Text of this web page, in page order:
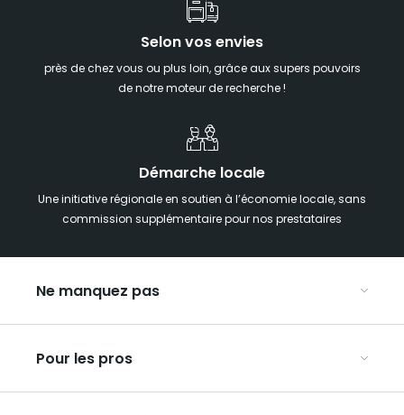
Selon vos envies
près de chez vous ou plus loin, grâce aux supers pouvoirs
de notre moteur de recherche !
Démarche locale
Une initiative régionale en soutien à l’économie locale, sans
commission supplémentaire pour nos prestataires
Ne manquez pas
Week-end insolite en Grand Est
Week-end spa en Grand Est
Pour les pros